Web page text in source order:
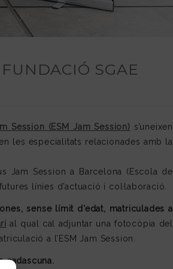
SGAE
Session (ESM Jam Session) s’uneixen
les especialitats relacionades amb la
Jam Session a Barcelona (Escola de
línies d’actuació i col·laboració.
sense límit d’edat, matriculades a
al qual cal adjuntar una fotocòpia del
a l’ESM Jam Session.
cadascuna.